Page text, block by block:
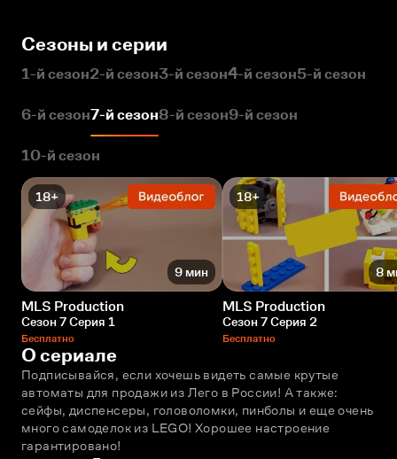
Сезоны и серии
1-й сезон2-й сезон3-й сезон4-й сезон5-й сезон
6-й сезон7-й сезон8-й сезон9-й сезон
10-й сезон
18+
9 мин
MLS Production
Сезон 7 Серия 1
Бесплатно
18+
8
MLS Production
Сезон 7 Серия 2
Бесплатно
О сериале
Подписывайся, если хочешь видеть самые крутые
автоматы для продажи из Лего в России! А также:
сейфы, диспенсеры, головоломки, пинболы и ещe очень
много самоделок из LEGO! Хорошее настроение
гарантировано!